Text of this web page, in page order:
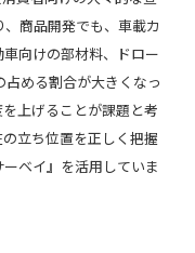
商品開発でも、車載カ
向けの部材料、ドロー
める割合が大きくなっ
上げることが課題と考
立ち位置を正しく把握
ベイ』を活用していま